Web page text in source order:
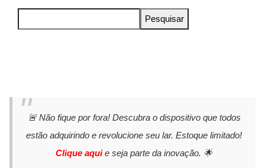
Pesquisar
🚨 Não fique por fora! Descubra o dispositivo que todos
estão adquirindo e revolucione seu lar. Estoque limitado!
Clique aquie seja parte da inovação. 🌟